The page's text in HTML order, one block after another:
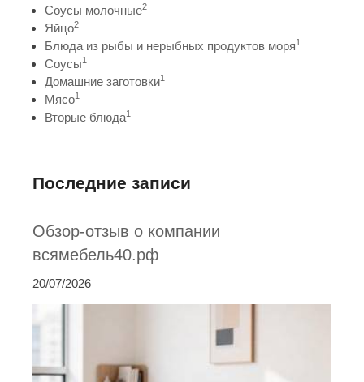
Соусы молочные2
Яйцо2
Блюда из рыбы и нерыбных продуктов моря1
Соусы1
Домашние заготовки1
Мясо1
Вторые блюда1
Последние записи
Обзор-отзыв о компании
всямебель40.рф
20/07/2026